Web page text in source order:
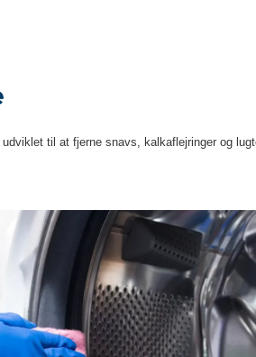
til at fjerne snavs, kalkaflejringer og